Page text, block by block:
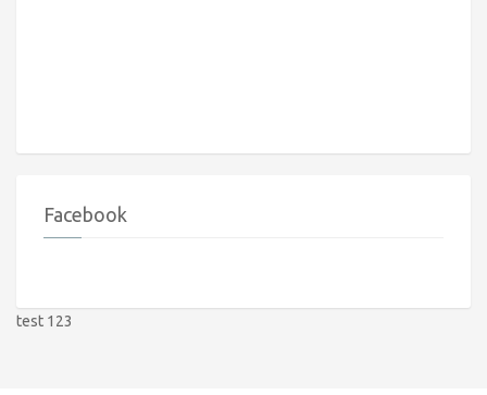
Facebook
test 123